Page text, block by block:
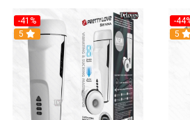
-41%
Hot
5
-
Hot
5